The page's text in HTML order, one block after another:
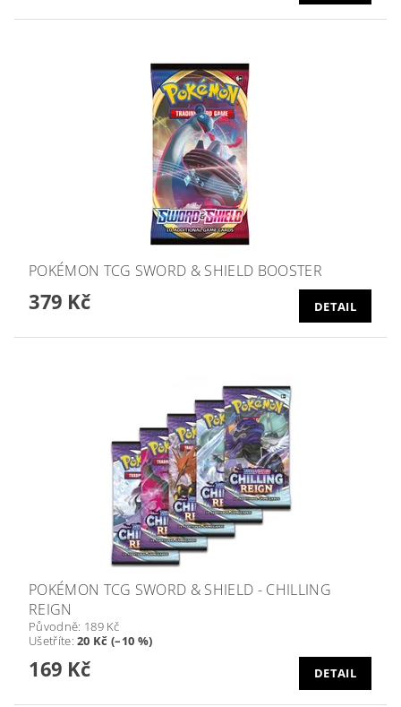
POKÉMON TCG SWORD & SHIELD BOOSTER
379 Kč DETAIL
POKÉMON TCG SWORD & SHIELD - CHILLING
REIGN
Původně: 189 Kč
Ušetříte:20 Kč (–10 %)
169 Kč DETAIL